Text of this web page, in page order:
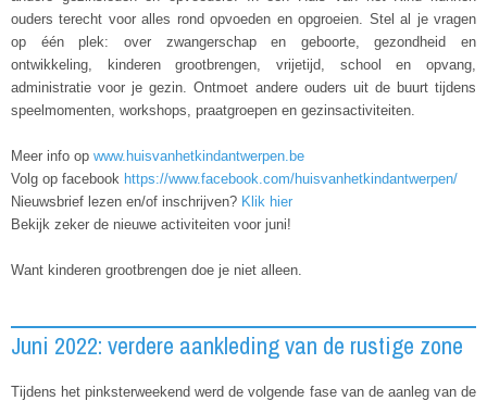
ouders terecht voor alles rond opvoeden en opgroeien. Stel al je vragen
op één plek: over zwangerschap en geboorte, gezondheid en
ontwikkeling, kinderen grootbrengen, vrijetijd, school en opvang,
administratie voor je gezin. Ontmoet andere ouders uit de buurt tijdens
speelmomenten, workshops, praatgroepen en gezinsactiviteiten.
Meer info op www.huisvanhetkindantwerpen.be
Volg op facebook https://www.facebook.com/huisvanhetkindantwerpen/
Nieuwsbrief lezen en/of inschrijven? Klik hier
Bekijk zeker de nieuwe activiteiten voor juni!
Want kinderen grootbrengen doe je niet alleen.
Juni 2022: verdere aankleding van de rustige zone
Tijdens het pinksterweekend werd de volgende fase van de aanleg van de